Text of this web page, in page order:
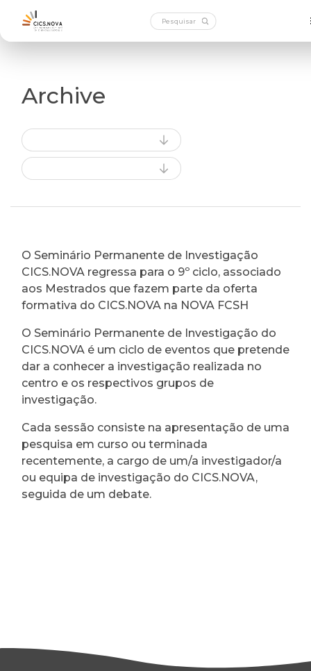
Archive
O Seminário Permanente de Investigação
CICS.NOVA regressa para o 9º ciclo, associado
aos Mestrados que fazem parte da oferta
formativa do CICS.NOVA na NOVA FCSH
O Seminário Permanente de Investigação do
CICS.NOVA é um ciclo de eventos que pretende
dar a conhecer a investigação realizada no
centro e os respectivos grupos de
investigação.
Cada sessão consiste na apresentação de uma
pesquisa em curso ou terminada
recentemente, a cargo de um/a investigador/a
ou equipa de investigação do CICS.NOVA,
seguida de um debate.